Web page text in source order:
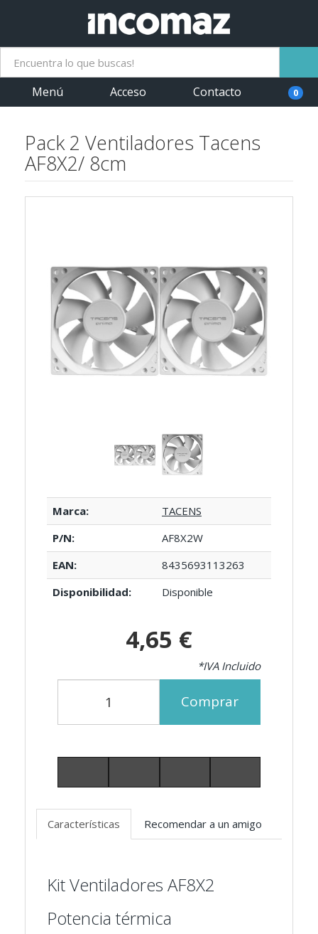
Menú Acceso Contacto 0
Pack 2 Ventiladores Tacens
AF8X2/ 8cm
Marca:
TACENS
P/N:
AF8X2W
EAN:
8435693113263
Disponibilidad:
Disponible
4,65 €
*IVA Incluido
Comprar
Características Recomendar a un amigo
Kit Ventiladores AF8X2
Potencia térmica